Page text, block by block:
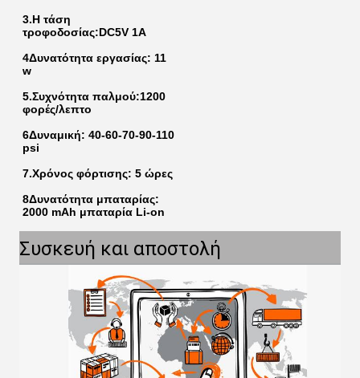
3.Η τάση
τροφοδοσίας:DC5V 1A
4Δυνατότητα εργασίας: 11
w
5.Συχνότητα παλμού:1200
φορές/λεπτο
6Δυναμική: 40-60-70-90-110
psi
7.Χρόνος φόρτισης: 5 ώρες
8Δυνατότητα μπαταρίας:
2000 mAh μπαταρία Li-on
Συσκευή και αποστολή